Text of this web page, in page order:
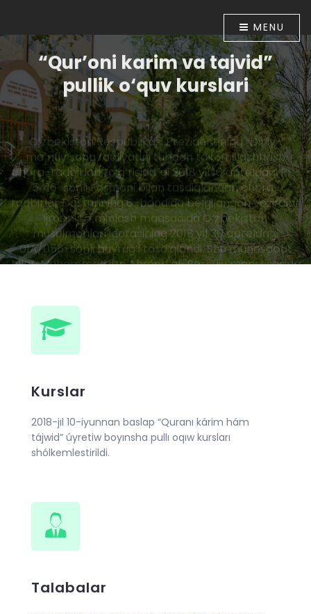
MENU
“Qur’oni karim va tajvid”
pullik o‘quv kurslari
O‘zbekiston Respublikasi Prezidentining “Diniy-
ma`rifiy soha faoliyatini tubdan takomillashtirish
chora-tadbirlari to‘g‘risida”gi 2018 yil 16 apreldagi PF-
5416-sonli Farmoni bilan tasdiqlangan chora-
tadbirlar Dasturining 6-bandida belgilangan vazifalar
ijrosini ta`minlash maqsadida O‘zbekiston
musulmonlari idorasining 2018 yil 30 apreldagi
01A/056-sonli buyrug‘i tasdiqlandi. Shu munosabat
bilan Muhammad ibn Ahmad al-Bernuiy madrasasida
2018 yil 10 iyundan boshlab “Qur’oni karim va tajvid”
Kurslar
2018-jıl 10-iyunnan baslap “Quranı kárim hám
tájwid” úyretiw boyınsha pullı oqıw kursları
shólkemlestirildi.
Talabalar